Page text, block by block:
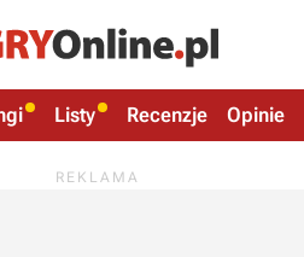
Listy Recenzje Opinie